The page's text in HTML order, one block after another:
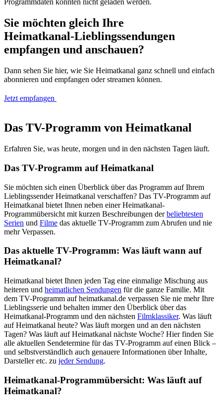
Sie möchten gleich Ihre
Heimatkanal-Lieblingssendungen
empfangen und anschauen?
Dann sehen Sie hier, wie Sie Heimatkanal ganz schnell und einfach
abonnieren und empfangen oder streamen können.
Jetzt empfangen
Das TV-Programm von Heimatkanal
Erfahren Sie, was heute, morgen und in den nächsten Tagen läuft.
Das TV-Programm auf Heimatkanal
Sie möchten sich einen Überblick über das Programm auf Ihrem
Lieblingssender Heimatkanal verschaffen? Das TV-Programm auf
Heimatkanal bietet Ihnen neben einer Heimatkanal-
Programmübersicht mit kurzen Beschreibungen derbeliebtesten
Serien und Filme das aktuelle TV-Programm zum Abrufen und nie
mehr Verpassen.
Das aktuelle TV-Programm: Was läuft wann auf
Heimatkanal?
Heimatkanal bietet Ihnen jeden Tag eine einmalige Mischung aus
heiteren und heimatlichen Sendungen für die ganze Familie. Mit
dem TV-Programm auf heimatkanal.de verpassen Sie nie mehr Ihre
Lieblingsserie und behalten immer den Überblick über das
Heimatkanal-Programm und den nächsten Filmklassiker. Was läuft
auf Heimatkanal heute? Was läuft morgen und an den nächsten
Tagen? Was läuft auf Heimatkanal nächste Woche? Hier finden Sie
alle aktuellen Sendetermine für das TV-Programm auf einen Blick –
und selbstverständlich auch genauere Informationen über Inhalte,
Darsteller etc. zu jeder Sendung.
Heimatkanal-Programmübersicht: Was läuft auf
Heimatkanal?